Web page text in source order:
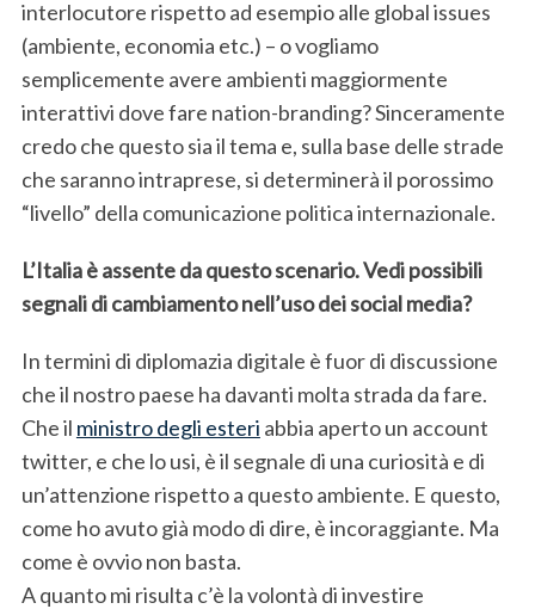
interlocutore rispetto ad esempio alle global issues
(ambiente, economia etc.) – o vogliamo
semplicemente avere ambienti maggiormente
interattivi dove fare nation-branding? Sinceramente
credo che questo sia il tema e, sulla base delle strade
che saranno intraprese, si determinerà il porossimo
“livello” della comunicazione politica internazionale.
L’Italia è assente da questo scenario. Vedi possibili
segnali di cambiamento nell’uso dei social media?
In termini di diplomazia digitale è fuor di discussione
che il nostro paese ha davanti molta strada da fare.
Che il ministro degli esteri abbia aperto un account
twitter, e che lo usi, è il segnale di una curiosità e di
un’attenzione rispetto a questo ambiente. E questo,
come ho avuto già modo di dire, è incoraggiante. Ma
come è ovvio non basta.
A quanto mi risulta c’è la volontà di investire